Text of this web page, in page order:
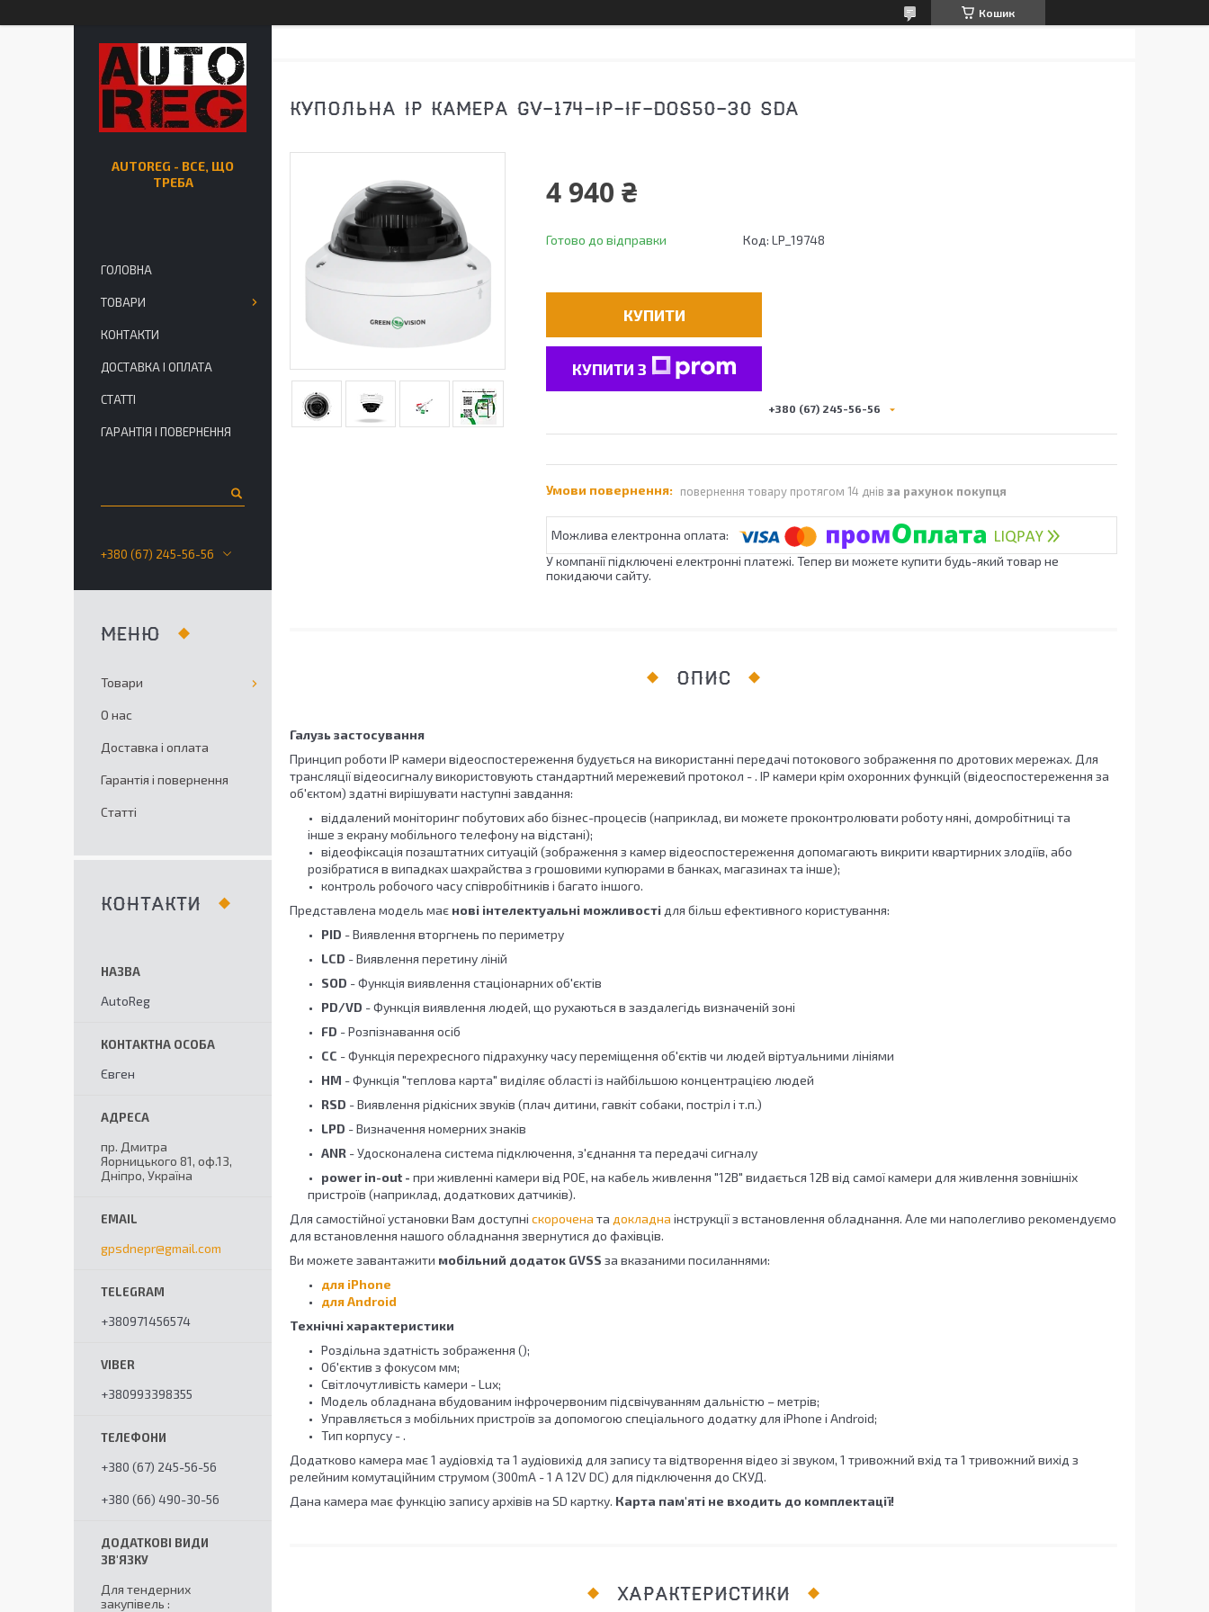
Кошик
КУПОЛЬНА IP КАМЕРА GV-174-IP-IF-DOS50-30 SDA
4 940 ₴
Готово до відправки Код: LP_19748
КУПИТИ
КУПИТИ З
+380 (67) 245-56-56
повернення товару протягом 14 днів за рахунок покупця
У компанії підключені електронні платежі. Тепер ви можете купити будь-який товар не
покидаючи сайту.
ОПИС
Галузь застосування
Принцип роботи IP камери відеоспостереження будується на використанні передачі потокового зображення по дротових мережах. Для
трансляції відеосигналу використовують стандартний мережевий протокол - . IP камери крім охоронних функцій (відеоспостереження за
об'єктом) здатні вирішувати наступні завдання:
віддалений моніторинг побутових або бізнес-процесів (наприклад, ви можете проконтролювати роботу няні, домробітниці та
інше з екрану мобільного телефону на відстані);
відеофіксація позаштатних ситуацій (зображення з камер відеоспостереження допомагають викрити квартирних злодіїв, або
розібратися в випадках шахрайства з грошовими купюрами в банках, магазинах та інше);
контроль робочого часу співробітників і багато іншого.
Представлена модель має нові інтелектуальні можливості для більш ефективного користування:
PID - Виявлення вторгнень по периметру
LCD - Виявлення перетину ліній
SOD - Функція виявлення стаціонарних об'єктів
PD/VD - Функція виявлення людей, що рухаються в заздалегідь визначеній зоні
FD - Розпізнавання осіб
CC - Функція перехресного підрахунку часу переміщення об'єктів чи людей віртуальними лініями
HM - Функція "теплова карта" виділяє області із найбільшою концентрацією людей
RSD - Виявлення рідкісних звуків (плач дитини, гавкіт собаки, постріл і т.п.)
LPD - Визначення номерних знаків
ANR - Удосконалена система підключення, з'єднання та передачі сигналу
power in-out - при живленні камери від POE, на кабель живлення "12В" видається 12В від самої камери для живлення зовнішніх
пристроїв (наприклад, додаткових датчиків).
Для самостійної установки Вам доступні скорочена та докладна інструкції з встановлення обладнання. Але ми наполегливо рекомендуємо
для встановлення нашого обладнання звернутися до фахівців.
Ви можете завантажити мобільний додаток GVSS за вказаними посиланнями:
для iPhone
для Android
Технічні характеристики
Роздільна здатність зображення ();
Об'єктив з фокусом мм;
Світлочутливість камери - Lux;
Модель обладнана вбудованим інфрочервоним підсвічуванням дальністю – метрів;
Управляється з мобільних пристроїв за допомогою спеціального додатку для iPhone і Android;
Тип корпусу - .
Додатково камера має 1 аудіовхід та 1 аудіовихід для запису та відтворення відео зі звуком, 1 тривожний вхід та 1 тривожний вихід з
релейним комутаційним струмом (300mA - 1 А 12V DC) для підключення до СКУД.
Дана камера має функцію запису архівів на SD картку. Карта пам'яті не входить до комплектації!
ХАРАКТЕРИСТИКИ
AUTOREG - ВСЕ, ЩО
ТРЕБА
ГОЛОВНА
ТОВАРИ
КОНТАКТИ
ДОСТАВКА І ОПЛАТА
СТАТТІ
ГАРАНТІЯ І ПОВЕРНЕННЯ
+380 (67) 245-56-56
Товари
О нас
Доставка і оплата
Гарантія і повернення
Статті
КОНТАКТИ
AutoReg
Євген
пр. Дмитра
Яорницького 81, оф.13,
Дніпро, Україна
gpsdnepr@gmail.com
+380971456574
+380993398355
+380 (67) 245-56-56
+380 (66) 490-30-56
Для тендерних
закупівель